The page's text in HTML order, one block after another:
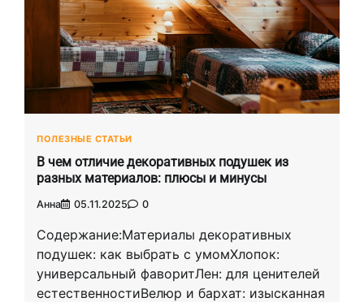
ПОЛЕЗНЫЕ СТАТЬИ
В чем отличие декоративных подушек из
разных материалов: плюсы и минусы
Анна 05.11.2025 0
Содержание:Материалы декоративных
подушек: как выбрать с умомХлопок:
универсальный фаворитЛен: для ценителей
естественностиВелюр и бархат: изысканная